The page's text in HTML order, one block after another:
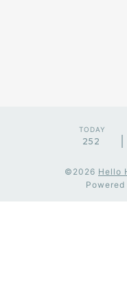
TODAY
252
©2026 Hello
Powered